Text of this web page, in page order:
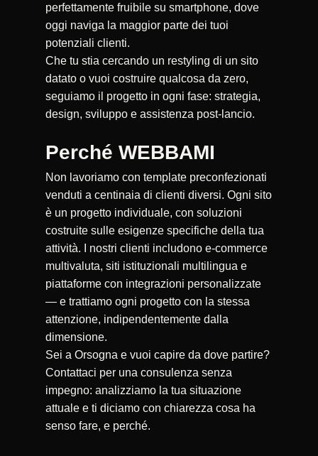
perfettamente fruibile su smartphone, dove
oggi naviga la maggior parte dei tuoi
potenziali clienti.
Che tu stia cercando un restyling di un sito
datato o vuoi costruire qualcosa da zero,
seguiamo il progetto in ogni fase: strategia,
design, sviluppo e assistenza post-lancio.
Perché WEBBAMI
Non lavoriamo con template preconfezionati
venduti a centinaia di clienti diversi. Ogni sito
è un progetto individuale, con soluzioni
costruite sulle esigenze specifiche della tua
attività. I nostri clienti includono e-commerce
multivaluta, siti istituzionali multilingua e
piattaforme con integrazioni personalizzate
— e trattiamo ogni progetto con la stessa
attenzione, indipendentemente dalla
dimensione.
Sei a Orsogna e vuoi capire da dove partire?
Contattaci per una consulenza senza
impegno: analizziamo la tua situazione
attuale e ti diciamo con chiarezza cosa ha
senso fare, e perché.